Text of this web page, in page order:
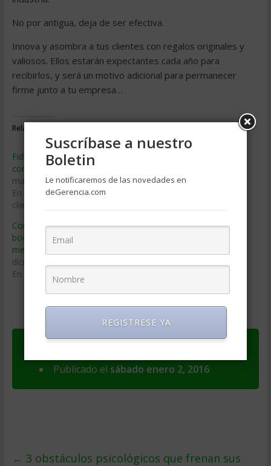
No por antigua, deja de ser efectiva.
Innova y asombra a tus clientes con regalos originales y
valiosos. Ellos estarán expectantes cada año para
recibirlos, y será un motivo adicional para permanecer
firme junto a tu empresa…
Relacionado
Fidelización de clientes: 7
consejos útiles
mayo 29, 2019
En «Relaciones con los
clientes»
julio 15, 2011
Con el marketing boca a
boca, el consumidor es el
mejor embajador
diciembre 26, 2017
En «Marketing»
Publicado el sábado enero 2, 2016
← 3 obstáculos psicológicos que frenan sus
Suscríbase a nuestro
Boletin
Le notificaremos de las novedades en
deGerencia.com
REGISTRESE YA